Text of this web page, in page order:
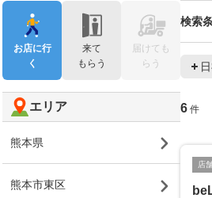
検索
6 件
店
お店に行
く
来て
もらう
届けても
らう
エリア
熊本県
熊本市東区